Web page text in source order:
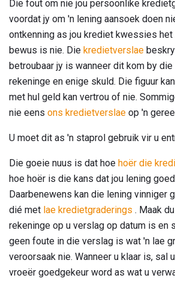
Die fout om nie jou persoonlike
voordat jy om 'n lening aansoek doen
ontkenning as jou krediet kwessies het
bewus is nie. Die kredietverslae
betroubaar jy is wanneer dit kom by
rekeninge en enige skuld. Die figuur
met hul geld kan vertrou of nie.
nie eens ons kredietverslae op 'n
U moet dit as 'n staprol gebruik vir u
Die goeie nuus is dat hoe hoër die
hoe hoër is die kans dat jou lening
Daarbenewens kan die lening vinniger
dié met lae kredietgraderings . Maak
rekeninge op u verslag op datum is en
geen foute in die verslag is wat 'n lae
veroorsaak nie. Wanneer u klaar is, sal
vroeër goedgekeur word as wat u